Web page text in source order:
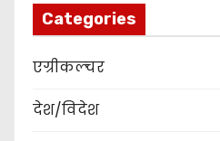
Categories
एग्रीकल्चर
देश/विदेश